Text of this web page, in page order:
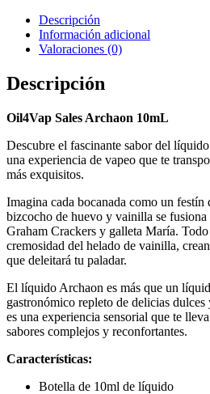
Descripción
Información adicional
Valoraciones (0)
Descripción
Oil4Vap Sales Archaon 10mL
Descubre el fascinante sabor del
una experiencia de vapeo que te
más exquisitos.
Imagina cada bocanada como un festín
bizcocho de huevo y vainilla se fusiona
Graham Crackers y galleta María. Todo
cremosidad del helado de vainilla,
que deleitará tu paladar.
El líquido Archaon es más que un
gastronómico repleto de delicias
es una experiencia sensorial que te
sabores complejos y reconfortantes.
Características:
Botella de 10ml de líquido